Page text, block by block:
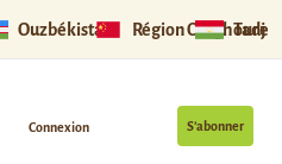
Ouzbékistan Région Ouïghoure
S’abonner
Connexion